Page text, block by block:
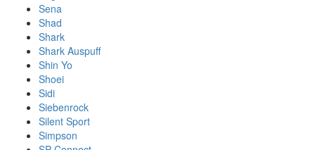
Sena
Shad
Shark
Shark Auspuff
Shin Yo
Shoei
Sidi
Siebenrock
Silent Sport
Simpson